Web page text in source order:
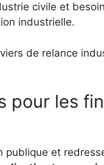
civile et
industrielle.
de relance
pour les
publique et